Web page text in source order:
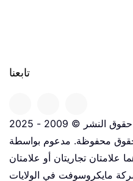
تابعنا
حقوق النشر © 2009 - 2025 www.extendoffice.com. |
تجاريتان أو علامتان
مايكروسوفت في الولايات